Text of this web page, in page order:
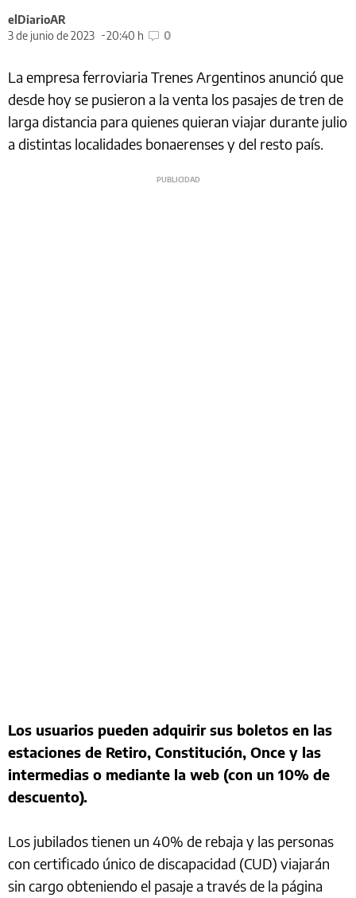
elDiarioAR
3 de junio de 2023
20:40 h 0
La empresa ferroviaria Trenes Argentinos anunció que
desde hoy se pusieron a la venta los pasajes de tren de
larga distancia para quienes quieran viajar durante julio
a distintas localidades bonaerenses y del resto país.
Los usuarios pueden adquirir sus boletos en las
estaciones de Retiro, Constitución, Once y las
intermedias o mediante la web (con un 10% de
descuento).
Los jubilados tienen un 40% de rebaja y las personas
con certificado único de discapacidad (CUD) viajarán
sin cargo obteniendo el pasaje a través de la página